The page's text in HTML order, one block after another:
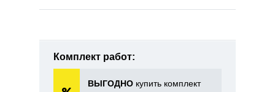
Комплект работ:
ВЫГОДНО купить комплект